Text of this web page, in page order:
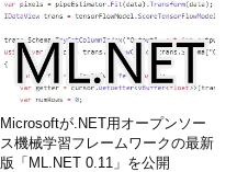
Microsoftが.NET用オープンソー
ス機械学習フレームワークの最新
版「ML.NET 0.11」を公開